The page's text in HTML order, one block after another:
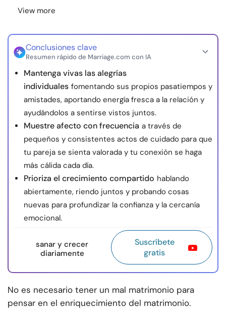
© Copyright 2026. Todos los derechos reservados.
View more
Conclusiones clave
Resumen rápido de Marriage.com con IA
Mantenga vivas las alegrías
individuales fomentando sus propios pasatiempos y
amistades, aportando energía fresca a la relación y
ayudándolos a sentirse vistos juntos.
Muestre afecto con frecuencia a través de
pequeños y consistentes actos de cuidado para que
tu pareja se sienta valorada y tu conexión se haga
más cálida cada día.
Prioriza el crecimiento compartido hablando
abiertamente, riendo juntos y probando cosas
nuevas para profundizar la confianza y la cercanía
emocional.
sanar y crecer
diariamente
Suscríbete
gratis
No es necesario tener un mal matrimonio para
pensar en el enriquecimiento del matrimonio.